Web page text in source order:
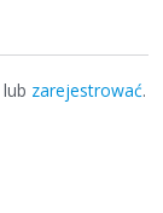
lub zarejestrować.